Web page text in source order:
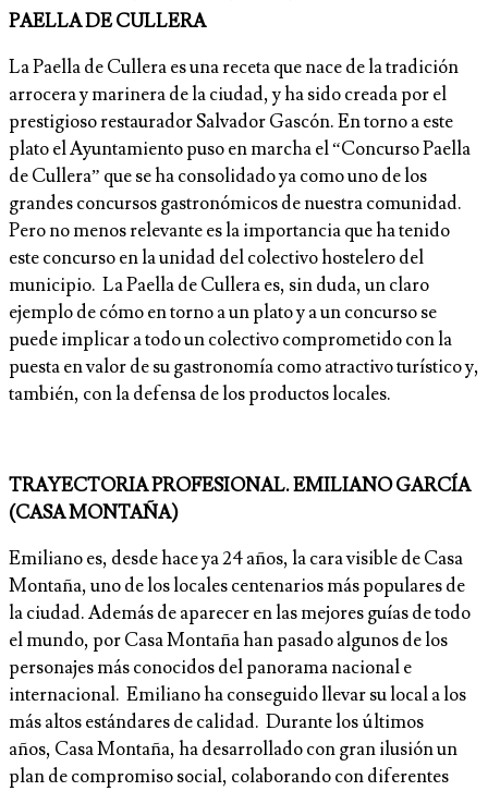
PAELLA DE CULLERA
La Paella de Cullera es una receta que nace de la tradición
arrocera y marinera de la ciudad, y ha sido creada por el
prestigioso restaurador Salvador Gascón. En torno a este
plato el Ayuntamiento puso en marcha el “Concurso Paella
de Cullera” que se ha consolidado ya como uno de los
grandes concursos gastronómicos de nuestra comunidad.
Pero no menos relevante es la importancia que ha tenido
este concurso en la unidad del colectivo hostelero del
municipio. La Paella de Cullera es, sin duda, un claro
ejemplo de cómo en torno a un plato y a un concurso se
puede implicar a todo un colectivo comprometido con la
puesta en valor de su gastronomía como atractivo turístico y,
también, con la defensa de los productos locales.
TRAYECTORIA PROFESIONAL. EMILIANO GARCÍA
(CASA MONTAÑA)
Emiliano es, desde hace ya 24 años, la cara visible de Casa
Montaña, uno de los locales centenarios más populares de
la ciudad. Además de aparecer en las mejores guías de todo
el mundo, por Casa Montaña han pasado algunos de los
personajes más conocidos del panorama nacional e
internacional. Emiliano ha conseguido llevar su local a los
más altos estándares de calidad. Durante los últimos
años, Casa Montaña, ha desarrollado con gran ilusión un
plan de compromiso social, colaborando con diferentes